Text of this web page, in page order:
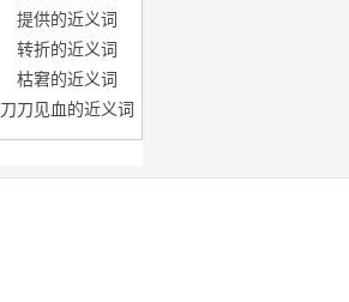
提供的近义词
转折的近义词
枯窘的近义词
刀刀见血的近义词